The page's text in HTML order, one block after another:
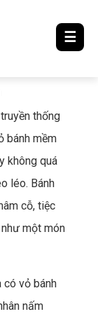
☰
thống
bánh mềm
không quá
léo. Bánh
cỗ, tiệc
một món
có vỏ bánh
nấm